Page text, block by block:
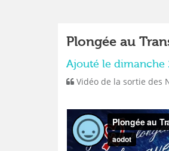
Plongée au
Ajouté le dimanche
Vidéo de la sortie des